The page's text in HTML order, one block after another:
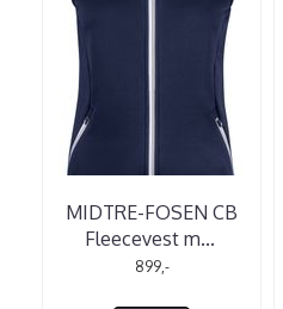
MIDTRE-FOSEN CB
Fleecevest m...
899,-